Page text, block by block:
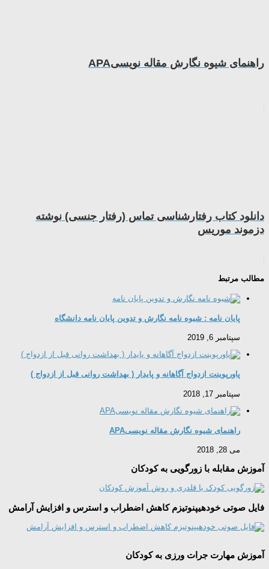
راهنمای شیوه نگارش مقاله نویسیAPA
دانلود کتاب رفتارشناسی تماس (رفتار جنسی) نوشته
دزموند موریس
مطالب مرتبط
پایان نامه : شیوه نامه نگارش و تدوین پایان نامه دانشگاه
سپتامبر 6, 2019
پاورپوینت ازدواج آگاهانه و پایدار ( بهداشت روانی قبل از ازدواج )
سپتامبر 17, 2018
راهنمای شیوه نگارش مقاله نویسیAPA
می 28, 2018
آموزش مقابله با زورگویی به کودکان
فایل صوتی خودهیپنوتیزم کاهش اضطراب و استرس و افزایش آرامش
آموزش مهارت جرات ورزی به کودکان